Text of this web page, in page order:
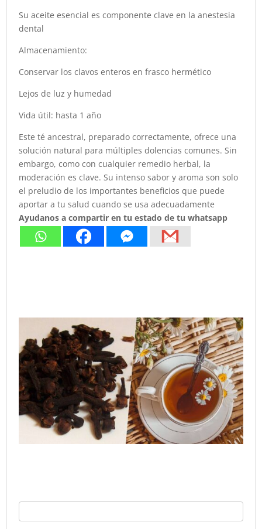
Su aceite esencial es componente clave en la anestesia
dental
Almacenamiento:
Conservar los clavos enteros en frasco hermético
Lejos de luz y humedad
Vida útil: hasta 1 año
Este té ancestral, preparado correctamente, ofrece una
solución natural para múltiples dolencias comunes. Sin
embargo, como con cualquier remedio herbal, la
moderación es clave. Su intenso sabor y aroma son solo
el preludio de los importantes beneficios que puede
aportar a tu salud cuando se usa adecuadamente
Ayudanos a compartir en tu estado de tu whatsapp